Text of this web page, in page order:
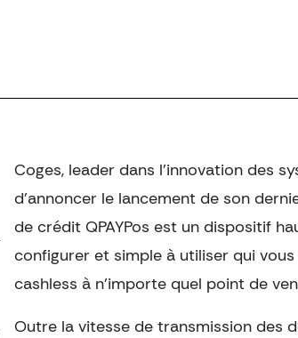
Coges, leader dans l’innovation des
d’annoncer le lancement de son
de crédit QPAYPos est un dispositif
configurer et simple à utiliser qui
cashless à n’importe quel point de
Outre la vitesse de transmission des